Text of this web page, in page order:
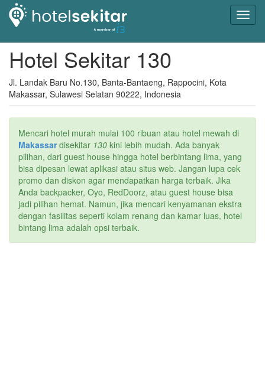
Hotel Sekitar 130
Jl. Landak Baru No.130, Banta-Bantaeng, Rappocini, Kota
Makassar, Sulawesi Selatan 90222, Indonesia
Mencari hotel murah mulai 100 ribuan atau hotel mewah di
Makassardisekitar 130 kini lebih mudah. Ada banyak
pilihan, dari guest house hingga hotel berbintang lima, yang
bisa dipesan lewat aplikasi atau situs web. Jangan lupa cek
promo dan diskon agar mendapatkan harga terbaik. Jika
Anda backpacker, Oyo, RedDoorz, atau guest house bisa
jadi pilihan hemat. Namun, jika mencari kenyamanan ekstra
dengan fasilitas seperti kolam renang dan kamar luas, hotel
bintang lima adalah opsi terbaik.